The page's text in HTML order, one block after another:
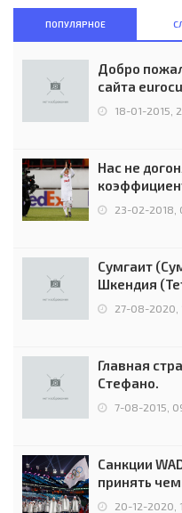
ПОПУЛЯРНОЕ
Добро
сайта
18-01-2015,
Нас не
Россией
23-02-2018,
Сумгаит
Шкендия
0:2 (0:0)
27-08-2020,
Главная
Стефано.
7-08-2015,
Санкции
принять
чемпионов.
20-12-2020,